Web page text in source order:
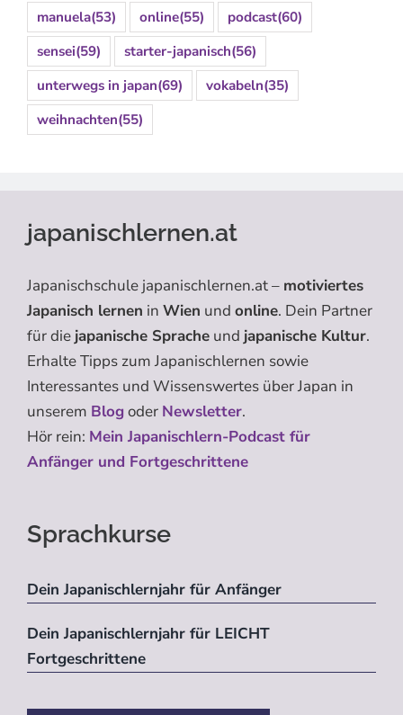
manuela(53) online(55) podcast(60)
sensei(59) starter-japanisch(56)
unterwegs in japan(69) vokabeln(35)
weihnachten(55)
japanischlernen.at
Japanischschule japanischlernen.at – motiviertes
Japanisch lernen in Wien und online. Dein Partner
für die japanische Sprache und japanische Kultur.
Erhalte Tipps zum Japanischlernen sowie
Interessantes und Wissenswertes über Japan in
unserem Blogoder Newsletter.
Hör rein: Mein Japanischlern-Podcast für
Anfänger und Fortgeschrittene
Sprachkurse
Dein Japanischlernjahr für Anfänger
Dein Japanischlernjahr für LEICHT
Fortgeschrittene